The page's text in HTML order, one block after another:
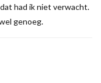
had ik niet verwacht.
genoeg.